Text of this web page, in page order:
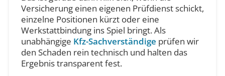
Versicherung einen eigenen Prüfdienst schickt,
einzelne Positionen kürzt oder eine
Werkstattbindung ins Spiel bringt. Als
unabhängige Kfz-Sachverständige prüfen wir
den Schaden rein technisch und halten das
Ergebnis transparent fest.